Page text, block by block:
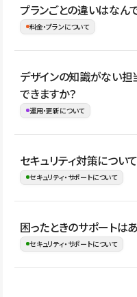
イト全体のデザインや設定
め、移行後にページ構成や
はい。アクセス規模が大き
理、セキュリティ確認、既
ない段階でも、お問い合わ
お問合せはこちら
プランごとの違いはなん
料金・プランについて
公開ページ数、バージョン
管理の有無などがプランご
ージをご覧ください。
デザインの知識がない担
できますか？
運用・更新について
はい。CMSやコンポーネン
ことで、デザインを崩しに
ながらレイアウトに影響を
す。
セキュリティ対策につい
セキュリティ・サポートについて
Studioでは、公開サイトやサ
の暗号化、データ保護、ア
はSSL/TLSによる通信暗号
困ったときのサポートは
セキュリティ・サポートについて
操作方法や機能については